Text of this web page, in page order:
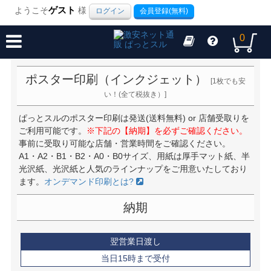
ようこそゲスト 様 ログイン 会員登録(無料)
0
ポスター印刷（インクジェット）
[1枚でも安
い！(全て税抜き）]
ぱっとスルのポスター印刷は発送(送料無料) or 店舗受取りを
ご利用可能です。 ※下記の【納期】を必ずご確認ください。
事前に受取り可能な店舗・営業時間をご確認ください。
A1・A2・B1・B2・A0・B0サイズ、用紙は厚手マット紙、半
光沢紙、光沢紙と人気のラインナップをご用意いたしており
ます。 オンデマンド印刷とは?
納期
翌営業日渡し
当日15時まで受付